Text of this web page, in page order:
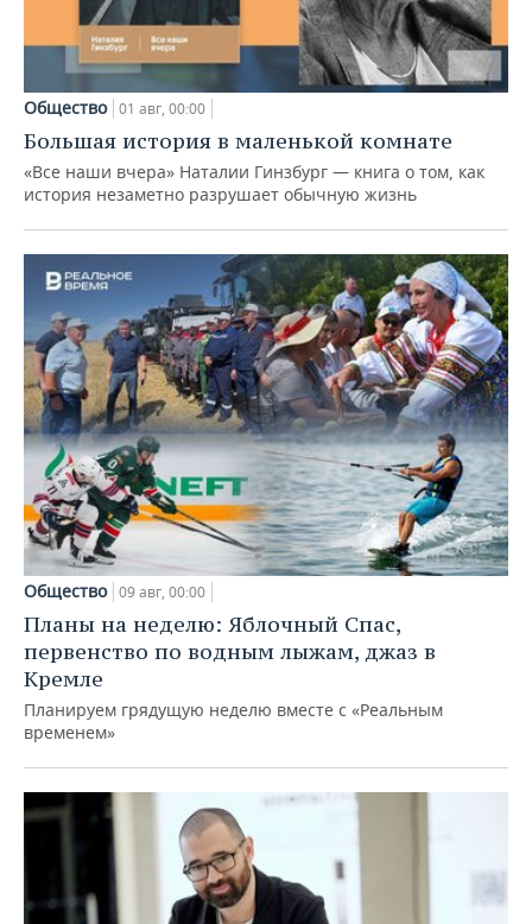
Общество 01 авг, 00:00
Большая история в маленькой комнате
«Все наши вчера» Наталии Гинзбург — книга о том, как
история незаметно разрушает обычную жизнь
Общество 09 авг, 00:00
Планы на неделю: Яблочный Спас,
первенство по водным лыжам, джаз в
Кремле
Планируем грядущую неделю вместе с «Реальным
временем»